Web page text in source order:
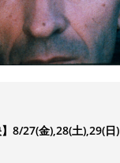
】8/27(金),28(土),29(日)